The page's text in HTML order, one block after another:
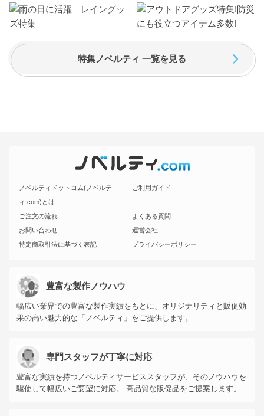
特集ノベルティ 一覧を見る
ノベルティドットコム(ノベルテ
ィ.com)とは
ご利用ガイド
ご注文の流れ
よくある質問
お問い合わせ
運営会社
特定商取引法に基づく表記
プライバシーポリシー
豊富な製作ノウハウ
幅広い業界での豊富な製作実績をもとに、オリジナリティと販促効
果の高い魅力的な「ノベルティ」をご提供します。
専門スタッフが丁寧に対応
豊富な実績を持つノベルティサービススタッフが、そのノウハウを
駆使して幅広いご要望に対応。 高品質な販促品をご提案します。